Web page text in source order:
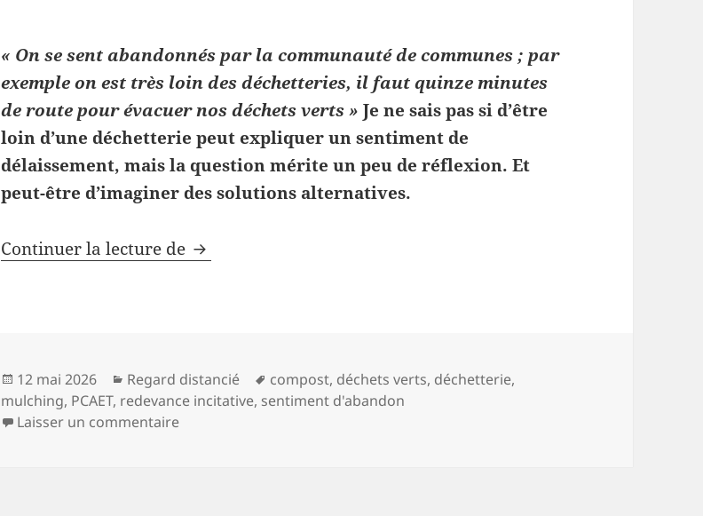
« On se sent abandonnés par la communauté de communes ; par
exemple on est très loin des déchetteries, il faut quinze minutes
de route pour évacuer nos déchets verts » Je ne sais pas si d’être
loin d’une déchetterie peut expliquer un sentiment de
délaissement, mais la question mérite un peu de réflexion. Et
peut-être d’imaginer des solutions alternatives.
Continuer la lecture de Déchets en circuit court
Publié
le
12 mai 2026 Catégories
Regard distancié
Mots-
clés
compost, déchets verts, déchetterie,
mulching, PCAET, redevance incitative, sentiment d'abandon
Laisser un commentairesur Déchets en circuit court